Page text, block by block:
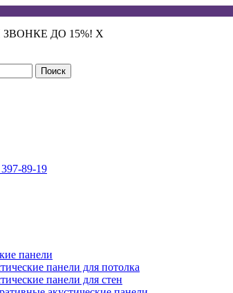
ЗВОНКЕ ДО 15%! X
Поиск
89-19
панели
панели для потолка
панели для стен